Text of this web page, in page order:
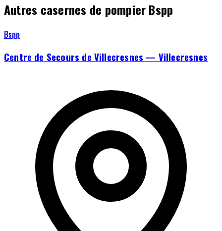
Autres casernes de pompier Bspp
Bspp
Centre de Secours de Villecresnes — Villecresnes